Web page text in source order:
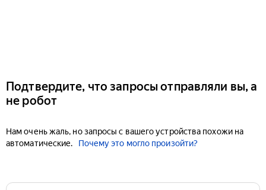
Подтвердите, что запросы отправляли вы, а
не робот
Нам очень жаль, но запросы с вашего устройства похожи на
автоматические.
Почему это могло произойти?